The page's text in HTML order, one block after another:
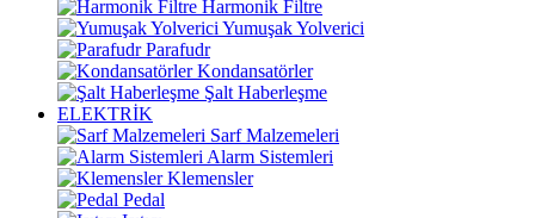
Harmonik Filtre
Yumuşak Yolverici
Parafudr
Kondansatörler
Şalt Haberleşme
ELEKTRİK
Sarf Malzemeleri
Alarm Sistemleri
Klemensler
Pedal